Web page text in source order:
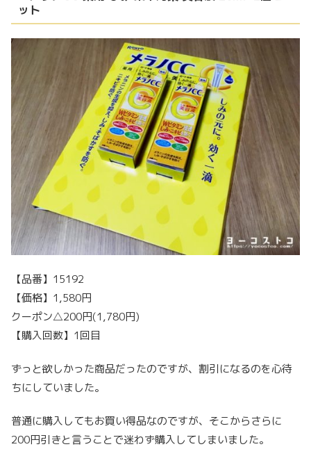
ット
【品番】15192
【価格】1,580円
クーポン△200円(1,780円)
【購入回数】1回目
ずっと欲しかった商品だったのですが、割引になるのを心待
ちにしていました。
普通に購入してもお買い得品なのですが、そこからさらに
200円引きと言うことで迷わず購入してしまいました。